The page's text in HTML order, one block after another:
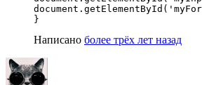
}
Написано более трёх лет назад